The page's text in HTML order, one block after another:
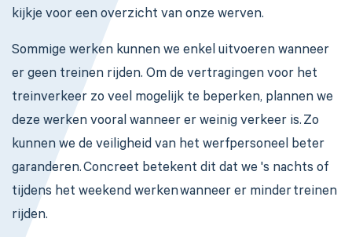
kijkje voor een overzicht van onze werven.
Sommige werken kunnen we enkel uitvoeren wanneer
er geen treinen rijden. Om de vertragingen voor het
treinverkeer zo veel mogelijk te beperken, plannen we
deze werken vooral wanneer er weinig verkeer is. Zo
kunnen we de veiligheid van het werfpersoneel beter
garanderen. Concreet betekent dit dat we 's nachts of
tijdens het weekend werken wanneer er minder treinen
rijden.